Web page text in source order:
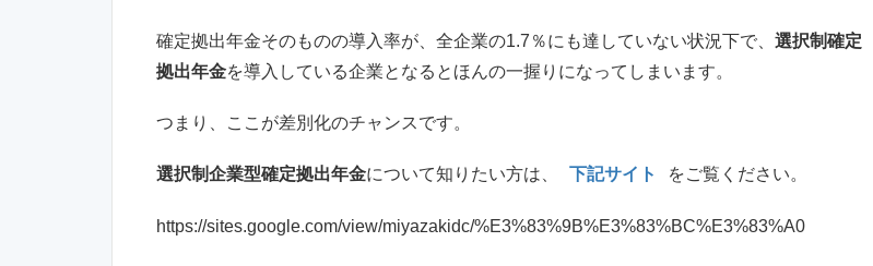
確定拠出年金そのものの導入率が、全企業の1.7％にも達していない状況下で、 選択制確定
拠出年金を導入している企業となるとほんの一握りになってしまいます。
つまり、ここが差別化のチャンスです。
選択制企業型確定拠出年金について知りたい方は、 下記サイト をご覧ください。
https://sites.google.com/view/miyazakidc/%E3%83%9B%E3%83%BC%E3%83%A0